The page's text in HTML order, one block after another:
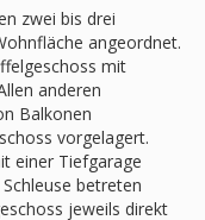
zwei bis drei
angeordnet.
mit
anderen
Balkonen
vorgelagert.
einer Tiefgarage
betreten
jeweils direkt